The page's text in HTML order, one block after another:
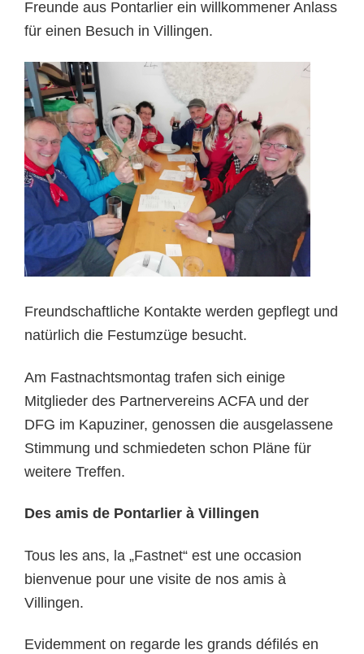
Freunde aus Pontarlier ein willkommener Anlass
für einen Besuch in Villingen.
Freundschaftliche Kontakte werden gepflegt und
natürlich die Festumzüge besucht.
Am Fastnachtsmontag trafen sich einige
Mitglieder des Partnervereins ACFA und der
DFG im Kapuziner, genossen die ausgelassene
Stimmung und schmiedeten schon Pläne für
weitere Treffen.
Des amis de Pontarlier à Villingen
Tous les ans, la „Fastnet“ est une occasion
bienvenue pour une visite de nos amis à
Villingen.
Evidemment on regarde les grands défilés en